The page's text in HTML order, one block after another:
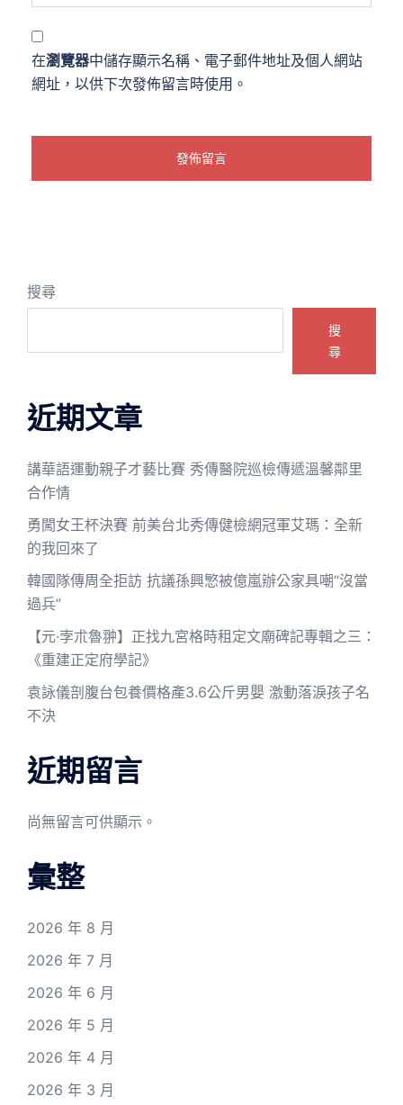
在瀏覽器中儲存顯示名稱、電子郵件地址及個人網站
網址，以供下次發佈留言時使用。
搜尋
搜
尋
近期文章
講華語運動親子才藝比賽 秀傳醫院巡檢傳遞溫馨鄰里
合作情
勇闖女王杯決賽 前美台北秀傳健檢網冠軍艾瑪：全新
的我回來了
韓國隊傳周全拒訪 抗議孫興慜被億嵐辦公家具嘲“沒當
過兵”
【元·孛朮魯翀】正找九宮格時租定文廟碑記專輯之三：
《重建正定府學記》
袁詠儀剖腹台包養價格產3.6公斤男嬰 激動落淚孩子名
不決
近期留言
尚無留言可供顯示。
彙整
2026 年 8 月
2026 年 7 月
2026 年 6 月
2026 年 5 月
2026 年 4 月
2026 年 3 月